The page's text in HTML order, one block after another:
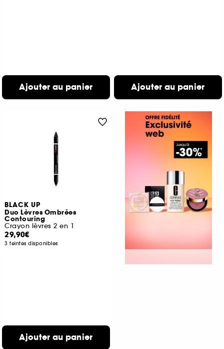
Ajouter au panier Ajouter au panier
BLACK UP
Duo Lèvres Ombrées
Contouring
Crayon lèvres 2 en 1
29,90€
3 teintes disponibles
Ajouter au panier